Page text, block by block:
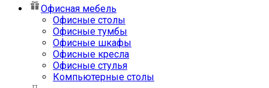
Офисная мебель
Офисные столы
Офисные тумбы
Офисные шкафы
Офисные кресла
Офисные стулья
Компьютерные столы